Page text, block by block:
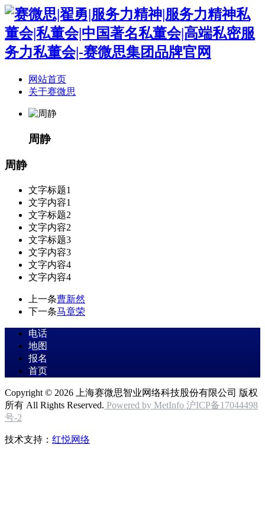
网站首页
关于赛微思
周静
周静
文字标题1
文字内容1
文字标题2
文字内容2
文字标题3
文字内容3
文字内容4
文字内容4
上一条曹新然
下一条马章荣
电话
地图
报名
首页
Copyright © 2026 上海赛微思智业网络科技股份有限公司 版权
所有 All Rights Reserved. Powered by MetInfo 沪ICP备17044498
号-2
技术支持： 红悦网络